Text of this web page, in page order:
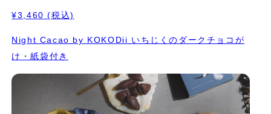
¥3,460 (税込)
Night Cacao by KOKODii いちじくのダークチョコが
け・紙袋付き